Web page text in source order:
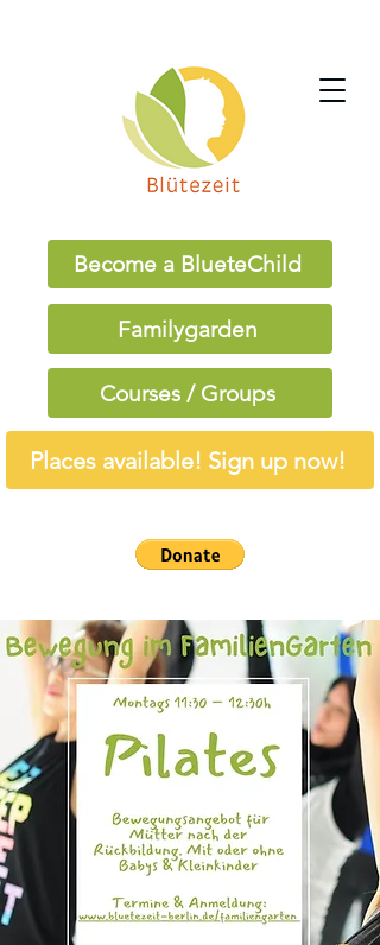
Become a BlueteChild
Familygarden
Courses / Groups
Places available! Sign up now!